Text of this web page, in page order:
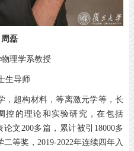
周磊
理学系教授
生导师
，超构材料，等离激元学等，长
控的理论和实验研究，在包括
论文200多篇，累计被引18000多
等奖，2019-2022年连续四年入